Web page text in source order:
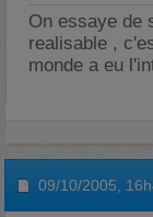
On essaye de
realisable ,
monde a eu
09/10/2005,